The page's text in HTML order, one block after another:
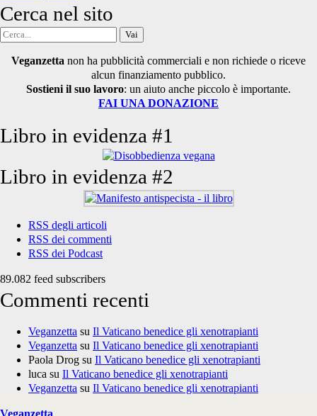
Cerca nel sito
Cerca
Veganzetta non ha pubblicità commerciali e non richiede o riceve
alcun finanziamento pubblico.
Sostieni il suo lavoro: un aiuto anche piccolo è importante.
FAI UNA DONAZIONE
Libro in evidenza #1
Libro in evidenza #2
RSS degli articoli
RSS dei commenti
RSS dei Podcast
89.082 feed subscribers
Commenti recenti
Veganzetta su Il Vaticano benedice gli xenotrapianti
Veganzetta su Il Vaticano benedice gli xenotrapianti
Paola Drog su Il Vaticano benedice gli xenotrapianti
luca su Il Vaticano benedice gli xenotrapianti
Veganzetta su Il Vaticano benedice gli xenotrapianti
Veganzetta